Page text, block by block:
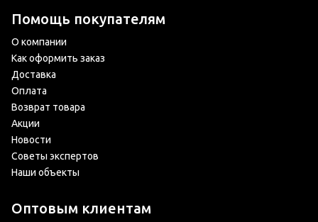
Помощь покупателям
О компании
Как оформить заказ
Доставка
Оплата
Возврат товара
Акции
Новости
Советы экспертов
Наши объекты
Оптовым клиентам